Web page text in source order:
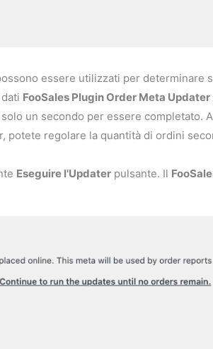
essere utilizzati per determinare
FooSales Plugin Order Meta Updater
un secondo per essere completato.
potete regolare la quantità di ordini
Eseguire l'Updater pulsante. Il